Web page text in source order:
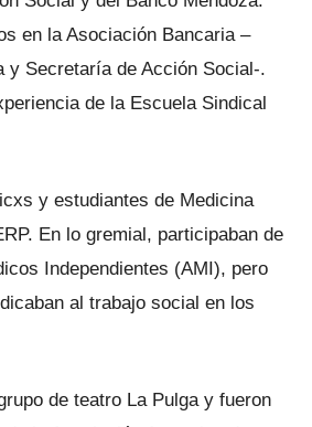
en la Asociación Bancaria –
y Secretaría de Acción Social-.
de la Escuela Sindical
y estudiantes de Medicina
En lo gremial, participaban de
Independientes (AMI), pero
al trabajo social en los
de teatro La Pulga y fueron